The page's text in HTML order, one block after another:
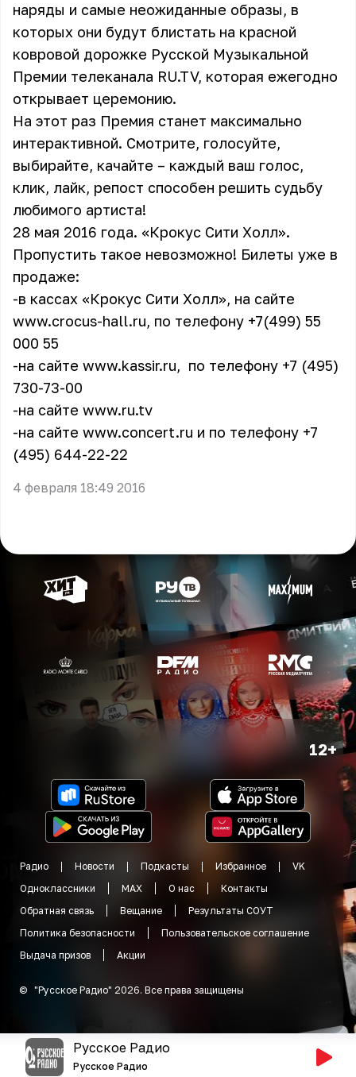
наряды и самые неожиданные образы, в
которых они будут блистать на красной
ковровой дорожке Русской Музыкальной
Премии телеканала RU.TV, которая ежегодно
открывает церемонию.
На этот раз Премия станет максимально
интерактивной. Смотрите, голосуйте,
выбирайте, качайте – каждый ваш голос,
клик, лайк, репост способен решить судьбу
любимого артиста!
28 мая 2016 года. «Крокус Сити Холл».
Пропустить такое невозможно! Билеты уже в
продаже:
-в кассах «Крокус Сити Холл», на сайте
www.crocus-hall.ru, по телефону +7(499) 55
000 55
-на сайте www.kassir.ru, по телефону +7 (495)
730-73-00
-на сайте www.ru.tv
-на сайте www.concert.ru и по телефону +7
(495) 644-22-22
4 февраля 18:49 2016
12+
Радио Новости Подкасты Избранное
VK
Одноклассники
MAX О нас
Контакты
Обратная связь
Вещание
Результаты СОУТ
Политика безопасности
Пользовательское соглашение
Выдача призов
Акции
© "Русское Радио" 2026. Все права защищены
Русское Радио
Русское Радио